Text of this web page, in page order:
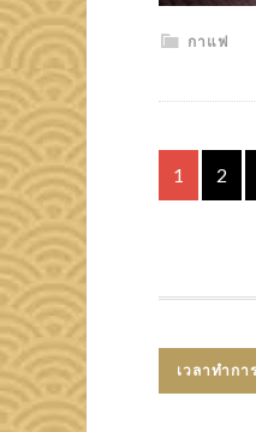
กาแฟ
1 2
เวลาทำก